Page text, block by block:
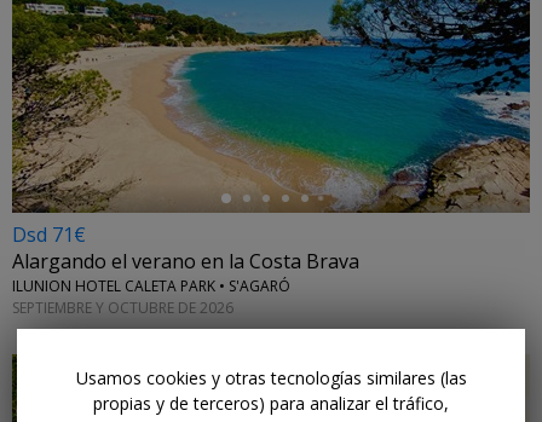
←
Dsd 71€
Alargando el verano en la Costa Brava
ILUNION HOTEL CALETA PARK • S'AGARÓ
SEPTIEMBRE Y OCTUBRE DE 2026
Usamos cookies y otras tecnologías similares (las
propias y de terceros) para analizar el tráfico,